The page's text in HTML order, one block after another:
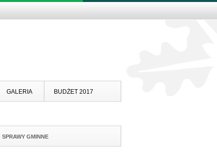
GALERIA BUDŻET 2017
SPRAWY GMINNE